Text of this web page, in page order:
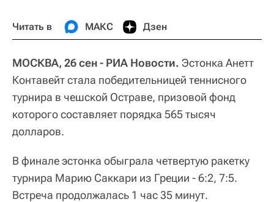
Читать в МАКС Дзен
МОСКВА, 26 сен - РИА Новости. Эстонка Анетт
Контавейт стала победительницей теннисного
турнира в чешской Остраве, призовой фонд
которого составляет порядка 565 тысяч
долларов.
В финале эстонка обыграла четвертую ракетку
турнира Марию Саккари из Греции - 6:2, 7:5.
Встреча продолжалась 1 час 35 минут.